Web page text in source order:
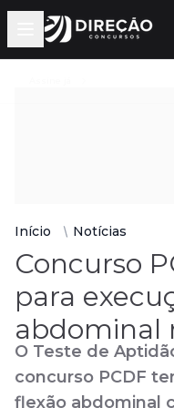
Open main menu
Início Notícias
Concurso
para
abdominal
O Teste de
concurso PCDF
flexão abdominal